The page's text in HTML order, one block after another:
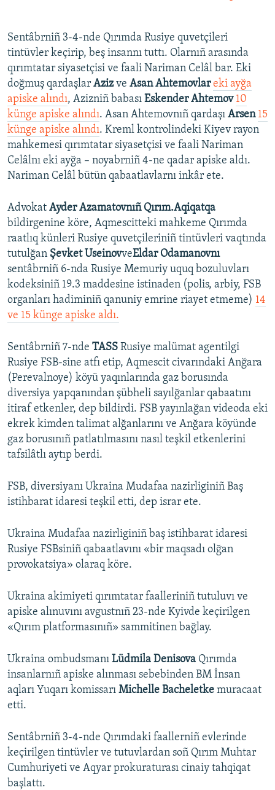
Sentâbrniñ 3-4-nde Qırımda Rusiye quvetçileri
tintüvler keçirip, beş insannı tuttı. Olarnıñ arasında
qırımtatar siyasetçisi ve faali Nariman Celâl bar. Eki
doğmuş qardaşlar Azizve Asan Ahtemovlar eki ayğa
apiske alındı, Azizniñ babası Eskender Ahtemov 10
künge apiske alındı. Asan Ahtemovnıñ qardaşı Arsen 15
künge apiske alındı. Kreml kontrolindeki Kiyev rayon
mahkemesi qırımtatar siyasetçisi ve faali Nariman
Celâlnı eki ayğa – noyabrniñ 4-ne qadar apiske aldı.
Nariman Celâl bütün qabaatlavlarnı inkâr ete.
Advokat Ayder Azamatovnıñ Qırım.Aqiqatqa
bildirgenine köre, Aqmescitteki mahkeme Qırımda
raatlıq künleri Rusiye quvetçileriniñ tintüvleri vaqtında
tutulğan Şevket UseinovveEldar Odamanovnı
sentâbrniñ 6-nda Rusiye Memuriy uquq bozuluvları
kodeksiniñ 19.3 maddesine istinaden (polis, arbiy, FSB
organları hadiminiñ qanuniy emrine riayet etmeme) 14
ve 15 künge apiske aldı.
Sentâbrniñ 7-nde TASS Rusiye malümat agentilgi
Rusiye FSB-sine atfı etip, Aqmescit civarındaki Anğara
(Perevalnoye) köyü yaqınlarında gaz borusında
diversiya yapqanından şübheli sayılğanlar qabaatını
itiraf etkenler, dep bildirdi. FSB yayınlağan videoda eki
ekrek kimden talimat alğanlarını ve Anğara köyünde
gaz borusınıñ patlatılmasını nasıl teşkil etkenlerini
tafsilâtlı aytıp berdi.
FSB, diversiyanı Ukraina Mudafaa nazirliginiñ Baş
istihbarat idaresi teşkil etti, dep israr ete.
Ukraina Mudafaa nazirliginiñ baş istihbarat idaresi
Rusiye FSBsiniñ qabaatlavını «bir maqsadı olğan
provokatsiya» olaraq köre.
Ukraina akimiyeti qırımtatar faalleriniñ tutuluvı ve
apiske alınuvını avgustnıñ 23-nde Kyivde keçirilgen
«Qırım platformasınıñ» sammitinen bağlay.
Ukraina ombudsmanı Lüdmila Denisova Qırımda
insanlarnıñ apiske alınması sebebinden BM İnsan
aqları Yuqarı komissarı Michelle Bacheletke muracaat
etti.
Sentâbrniñ 3-4-nde Qırımdaki faallerniñ evlerinde
keçirilgen tintüvler ve tutuvlardan soñ Qırım Muhtar
Cumhuriyeti ve Aqyar prokuraturası cinaiy tahqiqat
başlattı.